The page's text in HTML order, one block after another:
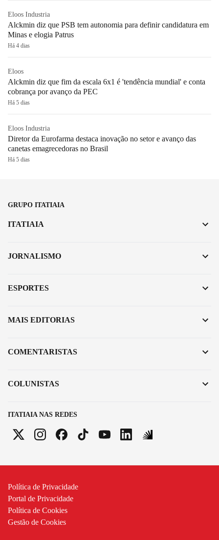
Eloos Industria
Alckmin diz que PSB tem autonomia para definir candidatura em
Minas e elogia Patrus
Há 4 dias
Eloos
Alckmin diz que fim da escala 6x1 é 'tendência mundial' e conta
cobrança por avanço da PEC
Há 5 dias
Eloos Industria
Diretor da Eurofarma destaca inovação no setor e avanço das
canetas emagrecedoras no Brasil
Há 5 dias
GRUPO ITATIAIA
ITATIAIA NAS REDES
ITATIAIA
JORNALISMO
ESPORTES
MAIS EDITORIAS
COMENTARISTAS
COLUNISTAS
Política de Privacidade
Portal de Privacidade
Política de Cookies
Gestão de Cookies